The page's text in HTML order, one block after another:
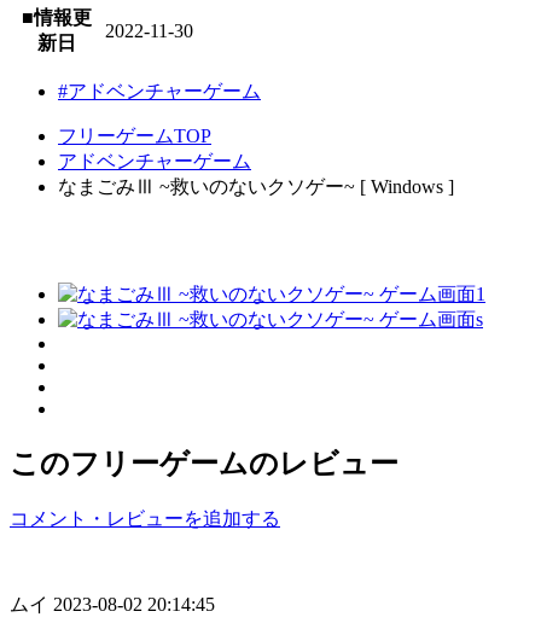
■情報更
新日
2022-11-30
#アドベンチャーゲーム
フリーゲームTOP
アドベンチャーゲーム
なまごみⅢ ~救いのないクソゲー~ [ Windows ]
このフリーゲームのレビュー
コメント・レビューを追加する
ムイ 2023-08-02 20:14:45